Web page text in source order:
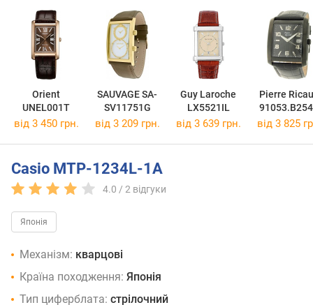
Orient
UNEL001T
SAUVAGE SA-
SV11751G
Guy Laroche
LX5521IL
Pierre
від 3 450 грн. від 3 209 грн. від 3 639 грн. від 3 825
Casio MTP-1234L-1A
4.0 /2 відгуки
Японія
Механізм: кварцові
Країна походження: Японія
Тип циферблата: стрілочний